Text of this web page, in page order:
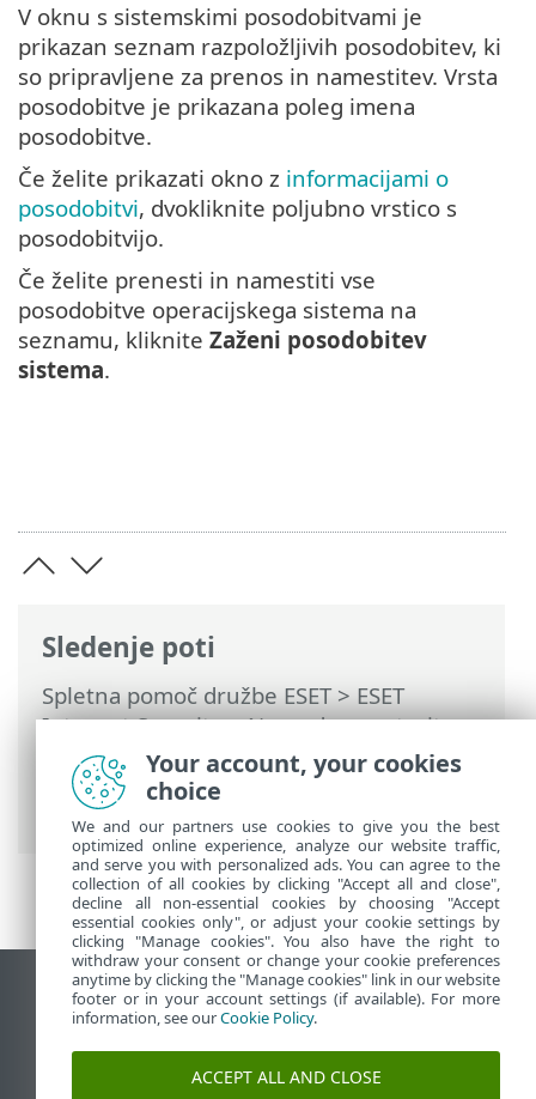
Sledenje poti
Spletna pomoč družbe ESET>ESET
Internet Security>Napredne nastavitve
Obvestila>Storitev Microsoft
Windows® Update
> Pogovorno okno –
posodobitve sistema
V oknu s sistemskimi posodobitvami je
prikazan seznam razpoložljivih posodobitev, ki
so pripravljene za prenos in namestitev. Vrsta
posodobitve je prikazana poleg imena
posodobitve.
Če želite prikazati okno z informacijami o
posodobitvi, dvokliknite poljubno vrstico s
posodobitvijo.
Če želite prenesti in namestiti vse
posodobitve operacijskega sistema na
seznamu, kliknite Zaženi posodobitev
sistema.
Prikaz mesta na namizju
End of Life
Zbirka znanja družbe ESET
Forum družbe ESET
Your account, your cookies
choice
We and our partners use cookies to give you the best
optimized online experience, analyze our website traffic,
and serve you with personalized ads. You can agree to the
collection of all cookies by clicking "Accept all and close",
decline all non-essential cookies by choosing "Accept
essential cookies only", or adjust your cookie settings by
clicking "Manage cookies". You also have the right to
withdraw your consent or change your cookie preferences
anytime by clicking the "Manage cookies" link in our website
footer or in your account settings (if available). For more
information, see ourCookie Policy.
ACCEPT ALL AND CLOSE